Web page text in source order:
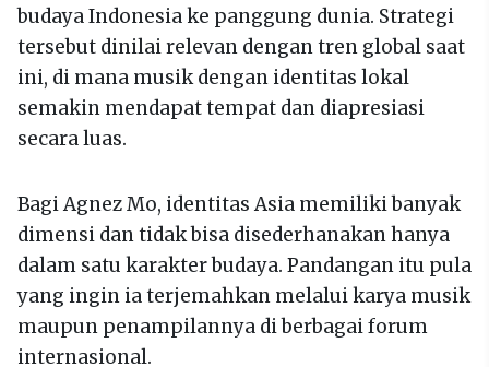
budaya Indonesia ke panggung dunia. Strategi
tersebut dinilai relevan dengan tren global saat
ini, di mana musik dengan identitas lokal
semakin mendapat tempat dan diapresiasi
secara luas.
Bagi Agnez Mo, identitas Asia memiliki banyak
dimensi dan tidak bisa disederhanakan hanya
dalam satu karakter budaya. Pandangan itu pula
yang ingin ia terjemahkan melalui karya musik
maupun penampilannya di berbagai forum
internasional.